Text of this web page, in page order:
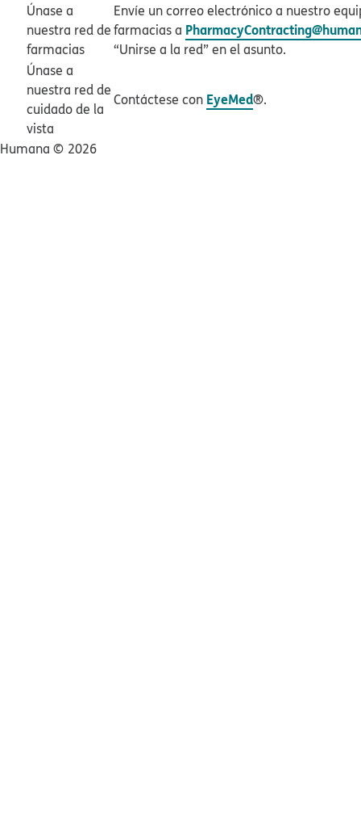
Únase a
nuestra red de
farmacias​​
Envíe un correo electrónico a nuestro
farmacias a
“Unirse a la red” en el asunto.​​
Únase a
nuestra red de
cuidado de la
vista​​
Contáctese con EyeMed®.​​
Humana ©​​ 2026​​